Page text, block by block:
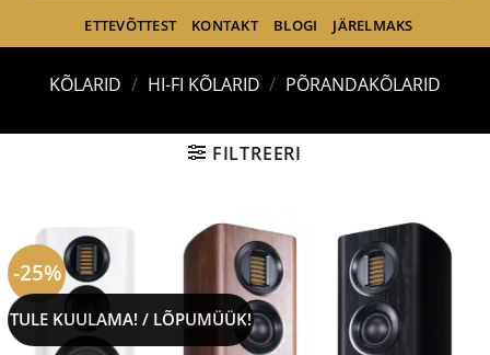
ETTEVÕTTEST KONTAKT BLOGI JÄRELMAKS
KÕLARID / HI-FI KÕLARID / PÕRANDAKÕLARID
FILTREERI
-25%
TULE KUULAMA! / LÕPUMÜÜK!